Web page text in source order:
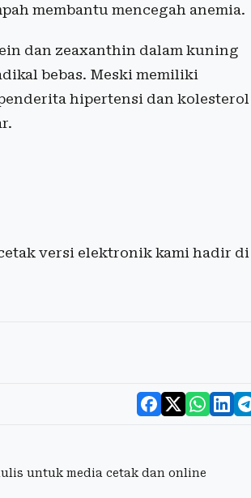
membantu mencegah anemia.
dan zeaxanthin dalam kuning
bebas. Meski memiliki
hipertensi dan kolesterol
versi elektronik kami hadir di
untuk media cetak dan online